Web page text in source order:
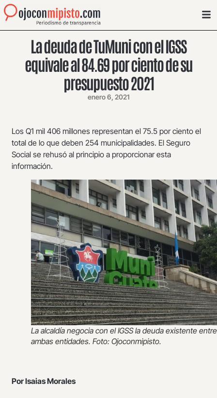
La deuda de TuMuni con el IGSS
equivale al 84.69 por ciento de su
presupuesto 2021
enero 6, 2021
Los Q1 mil 406 millones representan el 75.5 por ciento el
total de lo que deben 254 municipalidades. El Seguro
Social se rehusó al principio a proporcionar esta
información.
La alcaldía negocia con el IGSS la deuda existente entre
ambas entidades. Foto: Ojoconmipisto.
Por Isaias Morales